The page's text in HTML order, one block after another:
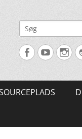
Søg
efter:
Facebook